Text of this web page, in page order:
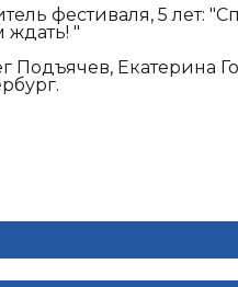
фестиваля, 5 лет: "
ждать! "
Подъячев, Екатерина